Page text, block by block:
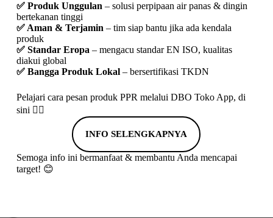
✅ Produk Unggulan – solusi perpipaan air panas & dingin
bertekanan tinggi
✅ Aman & Terjamin – tim siap bantu jika ada kendala
produk
✅ Standar Eropa – mengacu standar EN ISO, kualitas
diakui global
✅ Bangga Produk Lokal– bersertifikasi TKDN
Pelajari cara pesan produk PPR melalui DBO Toko App, di
sini 👇🏻
INFO SELENGKAPNYA
Semoga info ini bermanfaat & membantu Anda mencapai
target! 😊